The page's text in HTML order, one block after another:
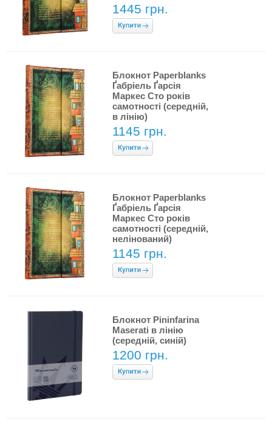
1445 грн.
Блокнот Paperblanks
Ґабріель Ґарсія
Маркес Сто років
самотності (середній,
в лінію)
1145 грн.
Блокнот Paperblanks
Ґабріель Ґарсія
Маркес Сто років
самотності (середній,
нелінований)
1145 грн.
Блокнот Pininfarina
Maserati в лінію
(середній, синій)
1200 грн.